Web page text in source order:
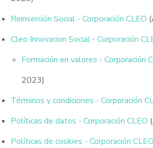
Reinserción Social - Corporación CLEO
Cleo Innovacion Social - Corporación
Formación en valores - Corporación
2023)
Términos y condiciones - Corporación
Políticas de datos - Corporación CLEO
Políticas de cookies - Corporación CLEO